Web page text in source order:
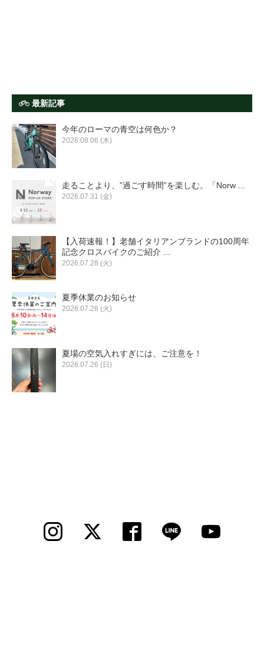
最新記事
今年のローマの青空は何色か？
2026.08.06 (木)
走ることより、”過ごす時間”を楽しむ。「Norw ...
2026.07.31 (金)
【入荷速報！】老舗イタリアンブランドの100周年
記念クロスバイクのご紹介 ...
2026.07.28 (火)
夏季休業のお知らせ
2026.07.28 (火)
夏場の空気入れすぎには、ご注意を！
2026.07.26 (日)